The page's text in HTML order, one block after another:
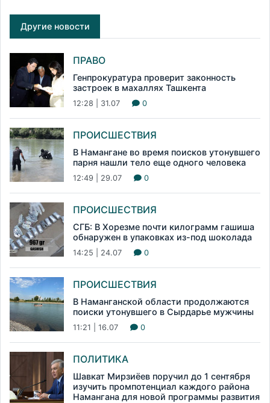
Другие новости
ПРАВО
Генпрокуратура проверит законность
застроек в махаллях Ташкента
12:28 | 31.07 0
ПРОИСШЕСТВИЯ
В Намангане во время поисков утонувшего
парня нашли тело еще одного человека
12:49 | 29.07 0
ПРОИСШЕСТВИЯ
СГБ: В Хорезме почти килограмм гашиша
обнаружен в упаковках из-под шоколада
14:25 | 24.07 0
ПРОИСШЕСТВИЯ
В Наманганской области продолжаются
поиски утонувшего в Сырдарье мужчины
11:21 | 16.07 0
ПОЛИТИКА
Шавкат Мирзиёев поручил до 1 сентября
изучить промпотенциал каждого района
Намангана для новой программы развития